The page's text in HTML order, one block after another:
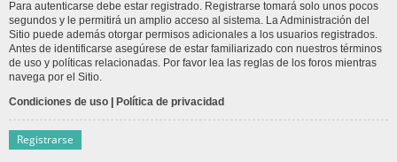
Para autenticarse debe estar registrado. Registrarse tomará solo unos pocos
segundos y le permitirá un amplio acceso al sistema. La Administración del
Sitio puede además otorgar permisos adicionales a los usuarios registrados.
Antes de identificarse asegúrese de estar familiarizado con nuestros términos
de uso y políticas relacionadas. Por favor lea las reglas de los foros mientras
navega por el Sitio.
Condiciones de uso | Política de privacidad
Registrarse